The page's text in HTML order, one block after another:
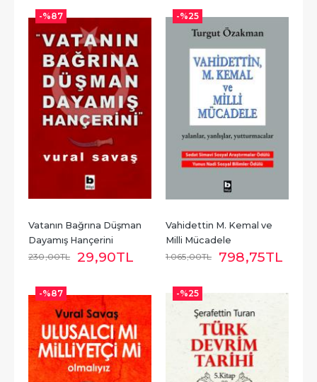
-%87
Vatanın Bağrına Düşman
Dayamış Hançerini
230,00TL 29,90TL
-%25
Vahidettin M. Kemal ve
Milli Mücadele
1.065,00TL 798,75TL
-%87 -%25